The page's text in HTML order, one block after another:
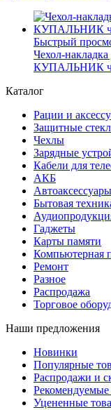
Быстрый
Чехол-накладка
КУПАЛЬНИК
Каталог
Рации и
Защитные
Чехлы
Зарядные
Кабели для
АКБ
Автоаксессуары
Бытовая
Гаджеты
Карты памяти
Компьютерная
Ремонт
Разное
Распродажа
Торговое
Наши предложения
Новинки
Популярные
Распродажи и
Уцененные